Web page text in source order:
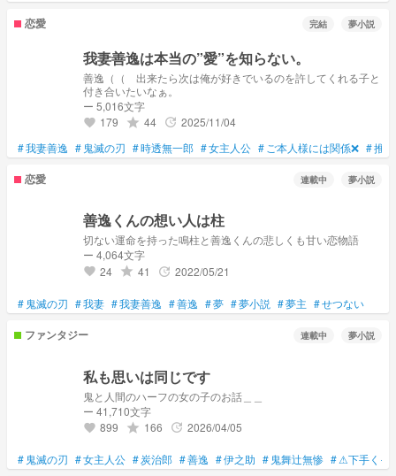
恋愛 完結 夢小説
我妻善逸は本当の”愛”を知らない。
善逸（（ 出来たら次は俺が好きでいるのを許してくれる子と
付き合いたいなぁ。
ー 5,016文字
favorite 179 grade 44 update 2025/11/04
#我妻善逸 # 鬼滅の刃 #時透無一郎 #女主人公 # ご本人様には関係❌ #推し
恋愛 連載中 夢小説
善逸くんの想い人は柱
切ない運命を持った鳴柱と善逸くんの悲しくも甘い恋物語
ー 4,064文字
favorite 24 grade 41 update 2022/05/21
# 鬼滅の刃 #我妻 #我妻善逸 #善逸 #夢 #夢小説 #夢主 #せつない
ファンタジー 連載中 夢小説
私も思いは同じです
鬼と人間のハーフの女の子のお話＿＿
ー 41,710文字
favorite 899 grade 166 update 2026/04/05
# 鬼滅の刃 #女主人公 #炭治郎 #善逸 #伊之助 # 鬼舞辻無惨 #⚠下手く